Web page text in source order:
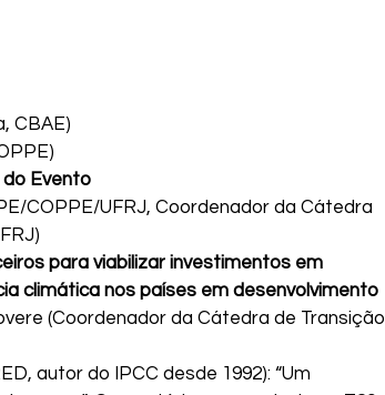
CBAE)
Evento
COPPE/UFRJ, Coordenador da Cátedra
para viabilizar investimentos em
climática nos países em desenvolvimento
(Coordenador da Cátedra de Transição
autor do IPCC desde 1992): “Um